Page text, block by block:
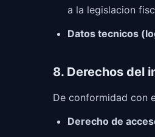
a la legislacion
Datos tecnicos
8. Derechos del
De conformidad con
Derecho de